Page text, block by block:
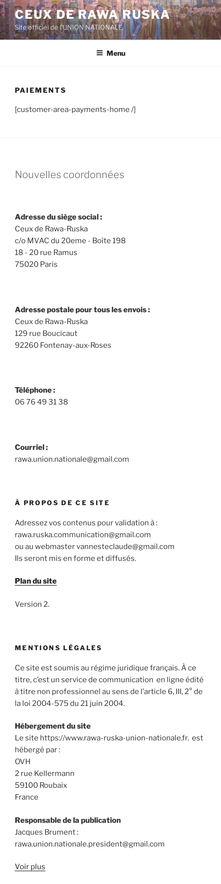
Aller
au
contenu
principal
CEUX DE RAWA RUSKA
Site officiel de l'UNION NATIONALE
Menu
PAIEMENTS
[customer-area-payments-home /]
Nouvelles coordonnées
Adresse du siège social :
Ceux de Rawa-Ruska
c/o MVAC du 20eme - Boîte 198
18 - 20 rue Ramus
75020 Paris
Adresse postale pour tous les envois :
Ceux de Rawa-Ruska
129 rue Boucicaut
92260 Fontenay-aux-Roses
Téléphone :
06 76 49 31 38
Courriel :
rawa.union.nationale@gmail.com
À PROPOS DE CE SITE
Adressez vos contenus pour validation à :
rawa.ruska.communication@gmail.com
ou au webmaster vannesteclaude@gmail.com
Ils seront mis en forme et diffusés.
Plan du site
Version 2.
MENTIONS LÉGALES
Ce site est soumis au régime juridique français. À ce
titre, c’est un service de communication en ligne édité
à titre non professionnel au sens de l’article 6, III, 2° de
la loi 2004-575 du 21 juin 2004.
Hébergement du site
Le site https://www.rawa-ruska-union-nationale.fr. est
hébergé par :
OVH
2 rue Kellermann
59100 Roubaix
France
Responsable de la publication
Jacques Brument :
rawa.union.nationale.president@gmail.com
Voir plus